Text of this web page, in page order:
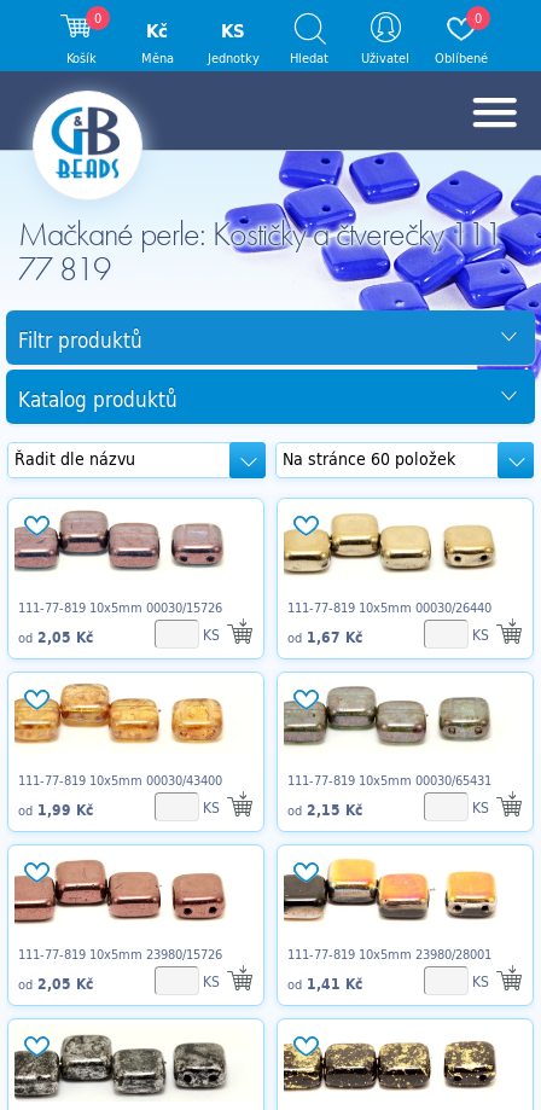
Mačkané perle: Kostičky a čtverečky 111
77 819
Filtr produktů
Katalog produktů
111-77-819 10x5mm 00030/15726
od 2,05 Kč KS
111-77-819 10x5mm 00030/26440
od 1,67 Kč KS
111-77-819 10x5mm 00030/43400
od 1,99 Kč KS
111-77-819 10x5mm 00030/65431
od 2,15 Kč KS
111-77-819 10x5mm 23980/15726
od 2,05 Kč KS
111-77-819 10x5mm 23980/28001
od 1,41 Kč KS
0
Košík
Kč
Měna
KS
Jednotky Hledat Uživatel
0
Oblíbené